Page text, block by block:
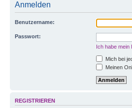
Anmelden
Benutzername:
Passwort:
Ich habe
Mich bei
Meinen
REGISTRIEREN